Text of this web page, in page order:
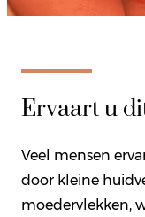
Ervaart u
Veel mensen
door kleine
moedervlekken,